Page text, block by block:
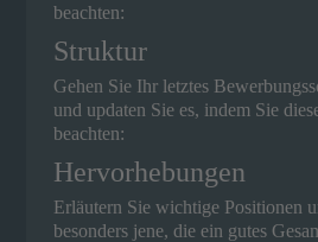
beachten:
Struktur
Gehen Sie Ihr letztes
und updaten Sie es, indem Sie
beachten:
Hervorhebungen
Erläutern Sie wichtige Positionen
besonders jene, die ein gutes